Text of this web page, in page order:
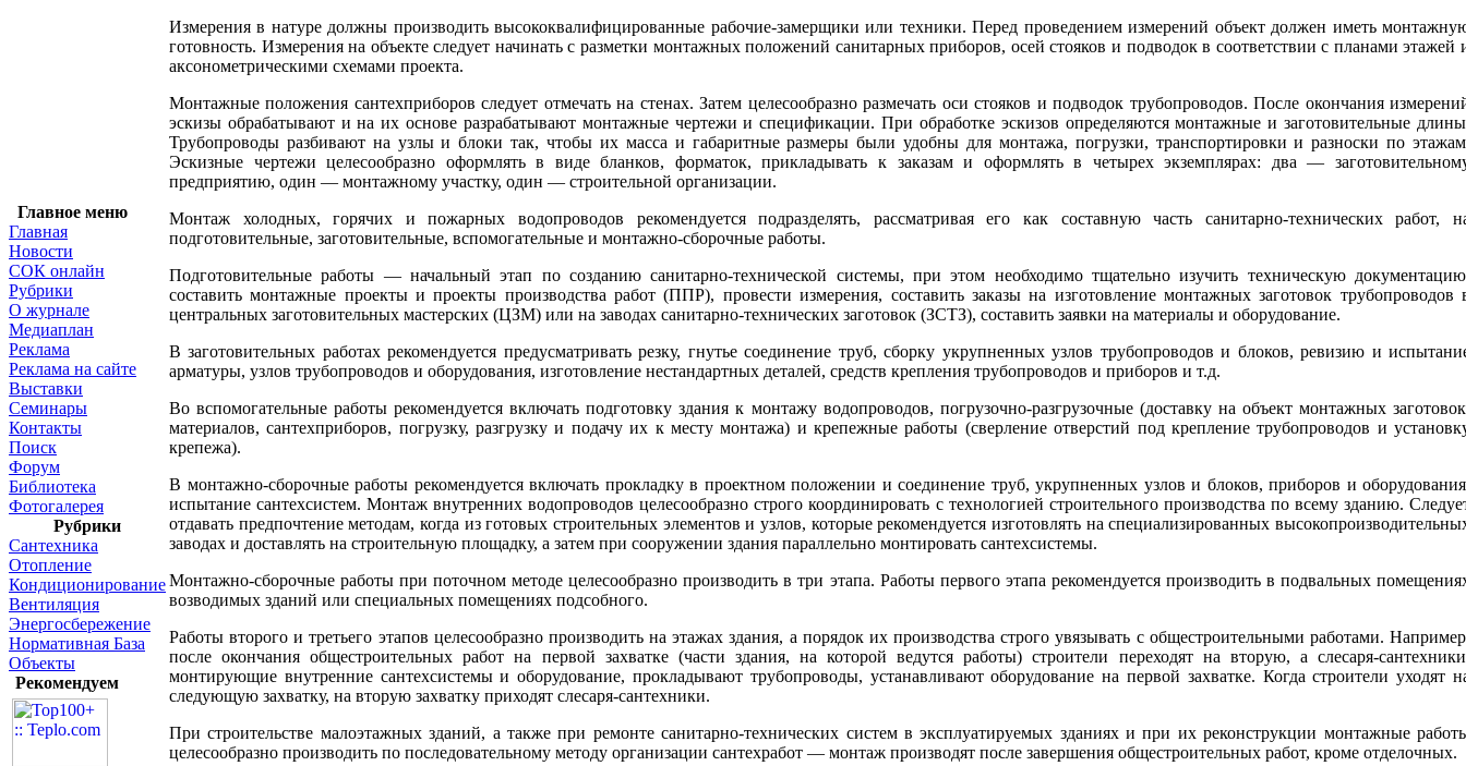
Главное меню
Главная
Новости
СОК онлайн
Рубрики
О журнале
Медиаплан
Реклама
Реклама на сайте
Выставки
Семинары
Контакты
Поиск
Форум
Библиотека
Фотогалерея
Рубрики
Сантехника
Отопление
Кондиционирование
Вентиляция
Энергосбережение
Нормативная База
Объекты
Рекомендуем
Измерения в натуре должны производить высококвалифицированные рабочие-замерщики или техники. Перед проведением измерений объект должен иметь
готовность. Измерения на объекте следует начинать с разметки монтажных положений санитарных приборов, осей стояков и подводок в соответствии с планами этажей
аксонометрическими схемами проекта.
Монтажные положения сантехприборов следует отмечать на стенах. Затем целесообразно размечать оси стояков и подводок трубопроводов. После окончания
эскизы обрабатывают и на их основе разрабатывают монтажные чертежи и спецификации. При обработке эскизов определяются монтажные и заготовительные
Трубопроводы разбивают на узлы и блоки так, чтобы их масса и габаритные размеры были удобны для монтажа, погрузки, транспортировки и разноски по
Эскизные чертежи целесообразно оформлять в виде бланков, форматок, прикладывать к заказам и оформлять в четырех экземплярах: два —
предприятию, один — монтажному участку, один — строительной организации.
Монтаж холодных, горячих и пожарных водопроводов рекомендуется подразделять, рассматривая его как составную часть санитарно-технических работ,
подготовительные, заготовительные, вспомогательные и монтажно-сборочные работы.
Подготовительные работы — начальный этап по созданию санитарно-технической системы, при этом необходимо тщательно изучить техническую
составить монтажные проекты и проекты производства работ (ППР), провести измерения, составить заказы на изготовление монтажных заготовок трубопроводов
центральных заготовительных мастерских (ЦЗМ) или на заводах санитарно-технических заготовок (ЗСТЗ), составить заявки на материалы и оборудование.
В заготовительных работах рекомендуется предусматривать резку, гнутье соединение труб, сборку укрупненных узлов трубопроводов и блоков, ревизию и
арматуры, узлов трубопроводов и оборудования, изготовление нестандартных деталей, средств крепления трубопроводов и приборов и т.д.
Во вспомогательные работы рекомендуется включать подготовку здания к монтажу водопроводов, погрузочно-разгрузочные (доставку на объект монтажных
материалов, сантехприборов, погрузку, разгрузку и подачу их к месту монтажа) и крепежные работы (сверление отверстий под крепление трубопроводов и
крепежа).
В монтажно-сборочные работы рекомендуется включать прокладку в проектном положении и соединение труб, укрупненных узлов и блоков, приборов и
испытание сантехсистем. Монтаж внутренних водопроводов целесообразно строго координировать с технологией строительного производства по всему зданию.
отдавать предпочтение методам, когда из готовых строительных элементов и узлов, которые рекомендуется изготовлять на специализированных
заводах и доставлять на строительную площадку, а затем при сооружении здания параллельно монтировать сантехсистемы.
Монтажно-сборочные работы при поточном методе целесообразно производить в три этапа. Работы первого этапа рекомендуется производить в подвальных
возводимых зданий или специальных помещениях подсобного.
Работы второго и третьего этапов целесообразно производить на этажах здания, а порядок их производства строго увязывать с общестроительными работами.
после окончания общестроительных работ на первой захватке (части здания, на которой ведутся работы) строители переходят на вторую, а слесаря-
монтирующие внутренние сантехсистемы и оборудование, прокладывают трубопроводы, устанавливают оборудование на первой захватке. Когда строители уходят
следующую захватку, на вторую захватку приходят слесаря-сантехники.
При строительстве малоэтажных зданий, а также при ремонте санитарно-технических систем в эксплуатируемых зданиях и при их реконструкции монтажные
целесообразно производить по последовательному методу организации сантехработ — монтаж производят после завершения общестроительных работ, кроме отделочных.